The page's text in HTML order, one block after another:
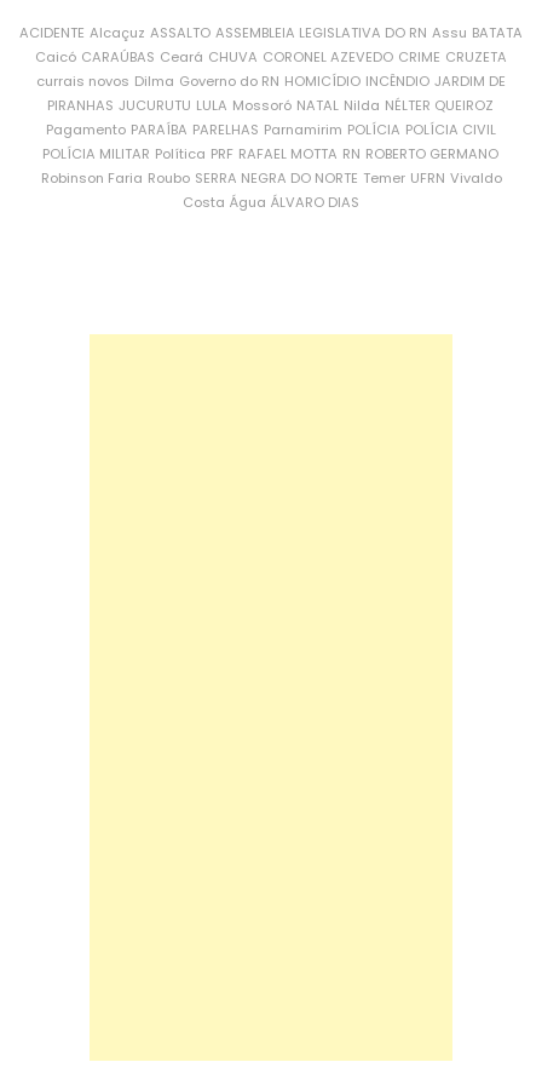
ACIDENTE Alcaçuz ASSALTO ASSEMBLEIA LEGISLATIVA DO RN Assu BATATA
Caicó CARAÚBAS Ceará CHUVA CORONEL AZEVEDO CRIME CRUZETA
currais novos Dilma Governo do RN HOMICÍDIO INCÊNDIO JARDIM DE
PIRANHAS JUCURUTU LULA Mossoró NATAL Nilda NÉLTER QUEIROZ
Pagamento PARAÍBA PARELHAS Parnamirim POLÍCIA POLÍCIA CIVIL
POLÍCIA MILITAR Política PRF RAFAEL MOTTA RN ROBERTO GERMANO
Robinson Faria Roubo SERRA NEGRA DO NORTE Temer UFRN Vivaldo
Costa Água ÁLVARO DIAS